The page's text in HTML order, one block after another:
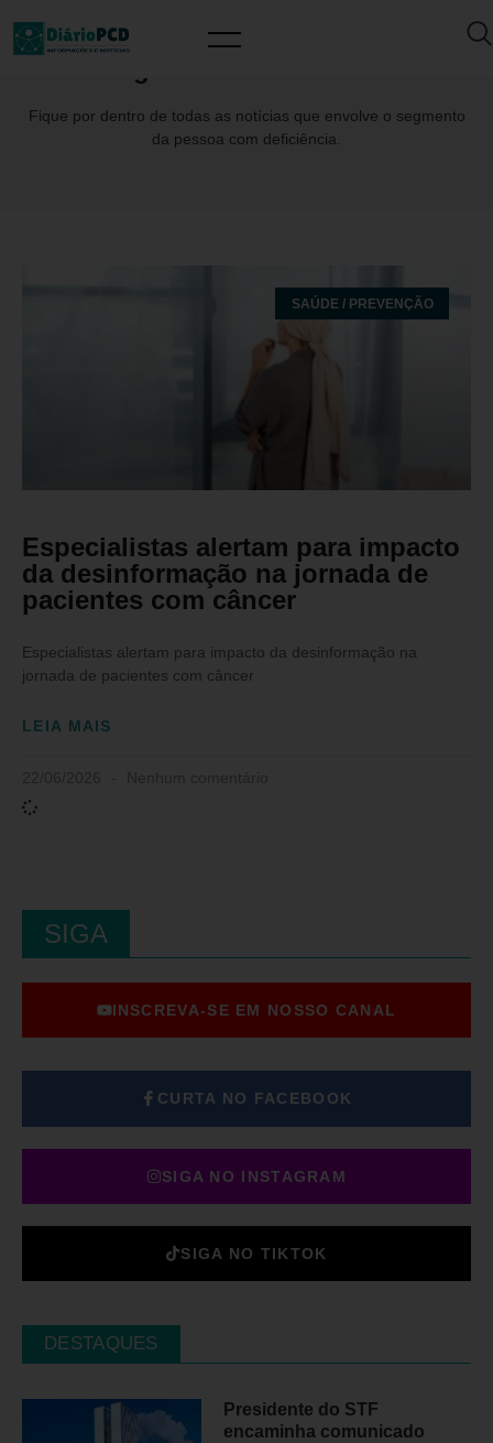
Fique por dentro de todas as notícias que envolve o segmento
da pessoa com deficiência.
SAÚDE / PREVENÇÃO
Especialistas alertam para impacto
da desinformação na jornada de
pacientes com câncer
Especialistas alertam para impacto da desinformação na
jornada de pacientes com câncer
LEIA MAIS
SIGA
INSCREVA-SE EM NOSSO CANAL
CURTA NO FACEBOOK
SIGA NO INSTAGRAM
SIGA NO TIKTOK
DESTAQUES
Presidente do STF
encaminha comunicado